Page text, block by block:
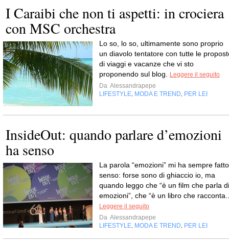
I Caraibi che non ti aspetti: in crociera
con MSC orchestra
Lo so, lo so, ultimamente sono proprio
un diavolo tentatore con tutte le
di viaggi e vacanze che vi sto
proponendo sul blog.
Leggere il seguito
Da Alessandrapepe
LIFESTYLE MODA E TREND PER LEI
InsideOut: quando parlare d’emozioni
La parola “emozioni” mi ha sempre fatto
senso: forse sono di ghiaccio io, ma
quando leggo che “è un film che parla di
emozioni”, che “è un libro che
Leggere il seguito
Da Alessandrapepe
LIFESTYLE MODA E TREND PER LEI